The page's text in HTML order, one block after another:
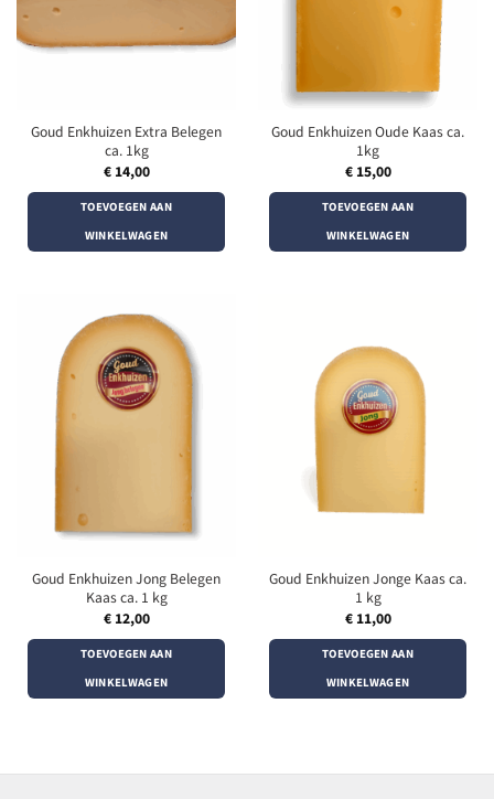
Goud Enkhuizen Extra Belegen
ca. 1kg
€14,00
TOEVOEGEN AAN
WINKELWAGEN
Goud Enkhuizen Oude Kaas ca.
1kg
€15,00
TOEVOEGEN AAN
WINKELWAGEN
Goud Enkhuizen Jong Belegen
Kaas ca. 1 kg
€12,00
TOEVOEGEN AAN
WINKELWAGEN
Goud Enkhuizen Jonge Kaas ca.
1 kg
€11,00
TOEVOEGEN AAN
WINKELWAGEN